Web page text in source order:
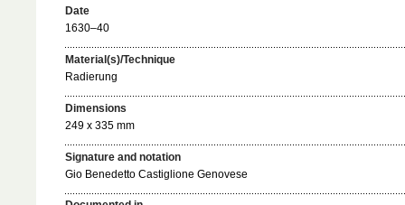
Date
1630–40
Material(s)/Technique
Radierung
Dimensions
249 x 335 mm
Signature and notation
Gio Benedetto Castiglione Genovese